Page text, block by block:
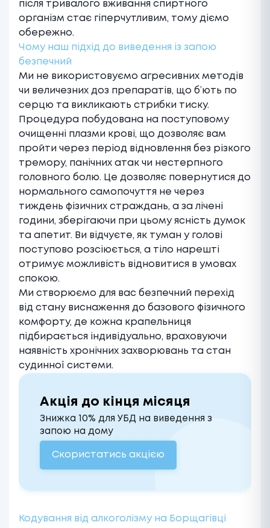
після тривалого вживання спиртного
організм стає гіперчутливим, тому діємо
обережно.
Чому наш підхід до виведення із запою
безпечний
Ми не використовуємо агресивних методів
чи величезних доз препаратів, що б’ють по
серцю та викликають стрибки тиску.
Процедура побудована на поступовому
очищенні плазми крові, що дозволяє вам
пройти через період відновлення без різкого
тремору, панічних атак чи нестерпного
головного болю. Це дозволяє повернутися до
нормального самопочуття не через
тиждень фізичних страждань, а за лічені
години, зберігаючи при цьому ясність думок
та апетит. Ви відчуєте, як туман у голові
поступово розсіюється, а тіло нарешті
отримує можливість відновитися в умовах
спокою.
Ми створюємо для вас безпечний перехід
від стану виснаження до базового фізичного
комфорту, де кожна крапельниця
підбирається індивідуально, враховуючи
наявність хронічних захворювань та стан
судинної системи.
Акція до кінця місяця
Знижка 10% для УБД на виведення з
запою на дому
Скористатись акцією
Кодування від алкоголізму на Борщагівці